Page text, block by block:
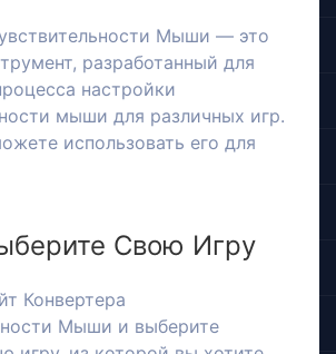
Мыши — это
разработанный для
настройки
мыши для различных игр.
использовать его для
Свою Игру
Конвертера
Мыши и выберите